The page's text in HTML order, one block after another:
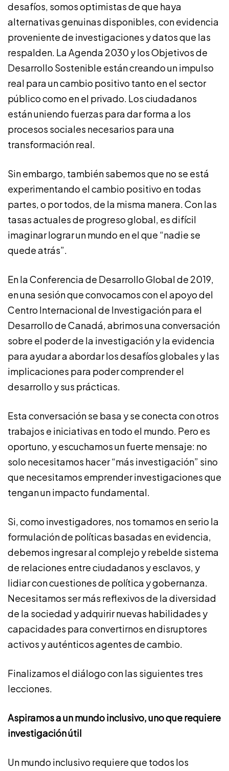
desafíos, somos optimistas de que haya
alternativas genuinas disponibles, con evidencia
proveniente de investigaciones y datos que las
respalden. La Agenda 2030 y los Objetivos de
Desarrollo Sostenible están creando un impulso
real para un cambio positivo tanto en el sector
público como en el privado. Los ciudadanos
están uniendo fuerzas para dar forma a los
procesos sociales necesarios para una
transformación real.
Sin embargo, también sabemos que no se está
experimentando el cambio positivo en todas
partes, o por todos, de la misma manera. Con las
tasas actuales de progreso global, es difícil
imaginar lograr un mundo en el que “nadie se
quede atrás”.
En la Conferencia de Desarrollo Global de 2019,
en una sesión que convocamos con el apoyo del
Centro Internacional de Investigación para el
Desarrollo de Canadá, abrimos una conversación
sobre el poder de la investigación y la evidencia
para ayudar a abordar los desafíos globales y las
implicaciones para poder comprender el
desarrollo y sus prácticas.
Esta conversación se basa y se conecta con otros
trabajos e iniciativas en todo el mundo. Pero es
oportuno, y escuchamos un fuerte mensaje: no
solo necesitamos hacer “más investigación” sino
que necesitamos emprender investigaciones que
tengan un impacto fundamental.
Si, como investigadores, nos tomamos en serio la
formulación de políticas basadas en evidencia,
debemos ingresar al complejo y rebelde sistema
de relaciones entre ciudadanos y esclavos, y
lidiar con cuestiones de política y gobernanza.
Necesitamos ser más reflexivos de la diversidad
de la sociedad y adquirir nuevas habilidades y
capacidades para convertirnos en disruptores
activos y auténticos agentes de cambio.
Finalizamos el diálogo con las siguientes tres
lecciones.
Aspiramos a un mundo inclusivo, uno que requiere
investigación útil
Un mundo inclusivo requiere que todos los